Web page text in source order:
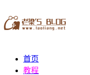
首页
教程